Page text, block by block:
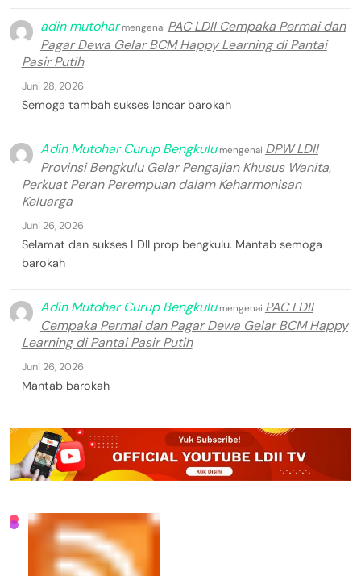
adin mutoharmengenai PAC LDII Cempaka Permai dan
Pagar Dewa Gelar BCM Happy Learning di Pantai
Pasir Putih
Juni 28, 2026
Semoga tambah sukses lancar barokah
Adin Mutohar Curup Bengkulumengenai DPW LDII
Provinsi Bengkulu Gelar Pengajian Khusus Wanita,
Perkuat Peran Perempuan dalam Keharmonisan
Keluarga
Juni 26, 2026
Selamat dan sukses LDII prop bengkulu. Mantab semoga
barokah
Adin Mutohar Curup Bengkulumengenai PAC LDII
Cempaka Permai dan Pagar Dewa Gelar BCM Happy
Learning di Pantai Pasir Putih
Juni 26, 2026
Mantab barokah